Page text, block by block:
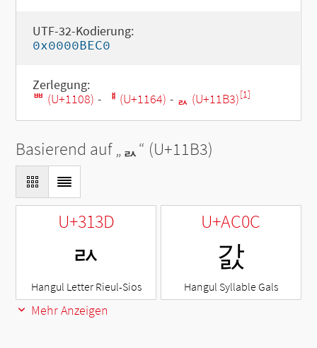
UTF-32-Kodierung:
0x0000BEC0
Zerlegung:
ᄈ (U+1108) - ᅤ (U+1164) - ᆳ (U+11B3)[1]
Basierend auf „ᆳ“ (U+11B3)
U+313D
ㄽ
Hangul Letter Rieul-Sios
U+AC0C
갌
Hangul Syllable Gals
Mehr Anzeigen